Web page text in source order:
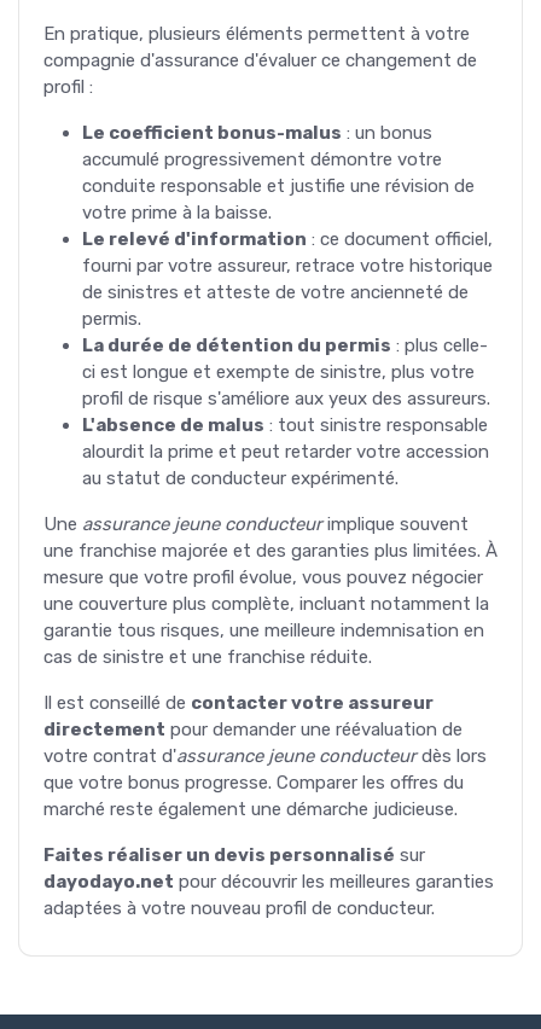
En pratique, plusieurs éléments permettent à votre
compagnie d'assurance d'évaluer ce changement de
profil :
Le coefficient bonus-malus : un bonus
accumulé progressivement démontre votre
conduite responsable et justifie une révision de
votre prime à la baisse.
Le relevé d'information : ce document officiel,
fourni par votre assureur, retrace votre historique
de sinistres et atteste de votre ancienneté de
permis.
La durée de détention du permis : plus celle-
ci est longue et exempte de sinistre, plus votre
profil de risque s'améliore aux yeux des assureurs.
L'absence de malus : tout sinistre responsable
alourdit la prime et peut retarder votre accession
au statut de conducteur expérimenté.
Une assurance jeune conducteurimplique souvent
une franchise majorée et des garanties plus limitées. À
mesure que votre profil évolue, vous pouvez négocier
une couverture plus complète, incluant notamment la
garantie tous risques, une meilleure indemnisation en
cas de sinistre et une franchise réduite.
Il est conseillé de contacter votre assureur
directement pour demander une réévaluation de
votre contrat d'assurance jeune conducteurdès lors
que votre bonus progresse. Comparer les offres du
marché reste également une démarche judicieuse.
Faites réaliser un devis personnalisé sur
dayodayo.net pour découvrir les meilleures garanties
adaptées à votre nouveau profil de conducteur.